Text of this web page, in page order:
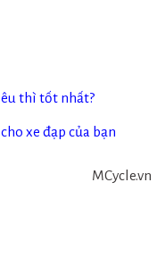
thì tốt nhất?
xe đạp của bạn
MCycle.vn